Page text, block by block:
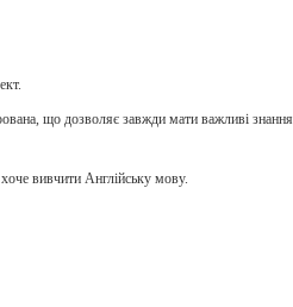
що дозволяє завжди мати важливі знання
вивчити Англійську мову.